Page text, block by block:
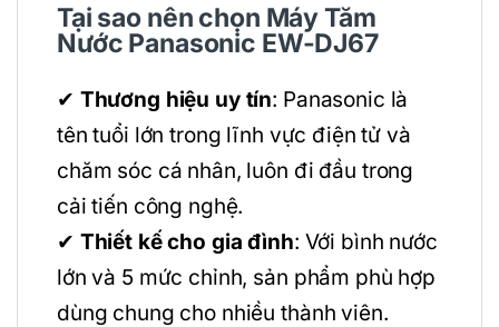
Tại sao nên chọn Máy Tăm
Nước Panasonic EW-DJ67
✔ Thương hiệu uy tín: Panasonic là
tên tuổi lớn trong lĩnh vực điện tử và
chăm sóc cá nhân, luôn đi đầu trong
cải tiến công nghệ.
✔ Thiết kế cho gia đình: Với bình nước
lớn và 5 mức chỉnh, sản phẩm phù hợp
dùng chung cho nhiều thành viên.